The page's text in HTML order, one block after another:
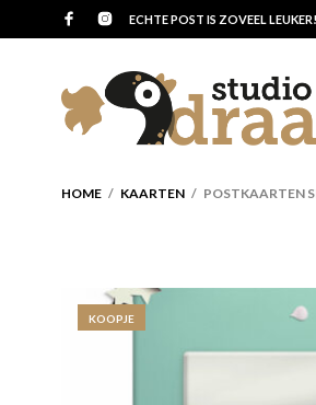
ECHTE POST IS ZOVEEL LEUKER!
HOME / KAARTEN / POSTKAARTEN
KOOPJE